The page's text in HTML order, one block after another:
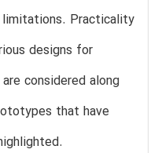
Practicality
designs for
considered along
that have